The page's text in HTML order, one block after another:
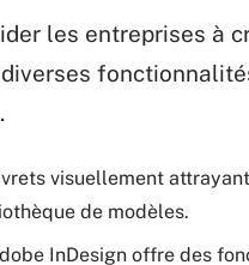
les entreprises à
visuellement
de modèles.
InDesign offre des